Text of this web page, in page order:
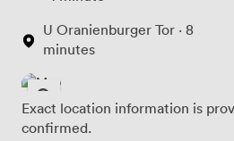
U Oranienburger Tor · 8
minutes
Exact location information is
confirmed.